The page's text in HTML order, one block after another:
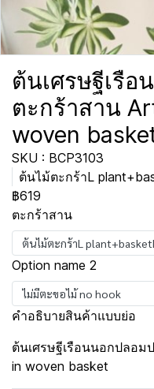
ต้นเศรษฐีเรื
ตะกร้าสาน
woven
SKU : BCP3103
ต้นไม้ตะกร้าL
฿619
ตะกร้าสาน
ต้นไม้ตะกร้าL plant+basketL
Option name 2
ไม่มีตะขอไม้ no hook
คำอธิบายสินค้าแบบย่อ
ต้นเศรษฐีเรือนนอกปลอม
in woven basket